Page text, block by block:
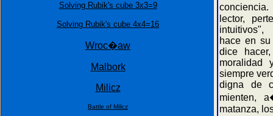
Solving Rubik's cube 3x3=9
Solving Rubik's cube 4x4=16
Wroc�aw
Malbork
Milicz
Battle of Milicz
lector,
intuitivos",
hace en
dice
moralidad
siempre
digna de
mienten,
matanza,